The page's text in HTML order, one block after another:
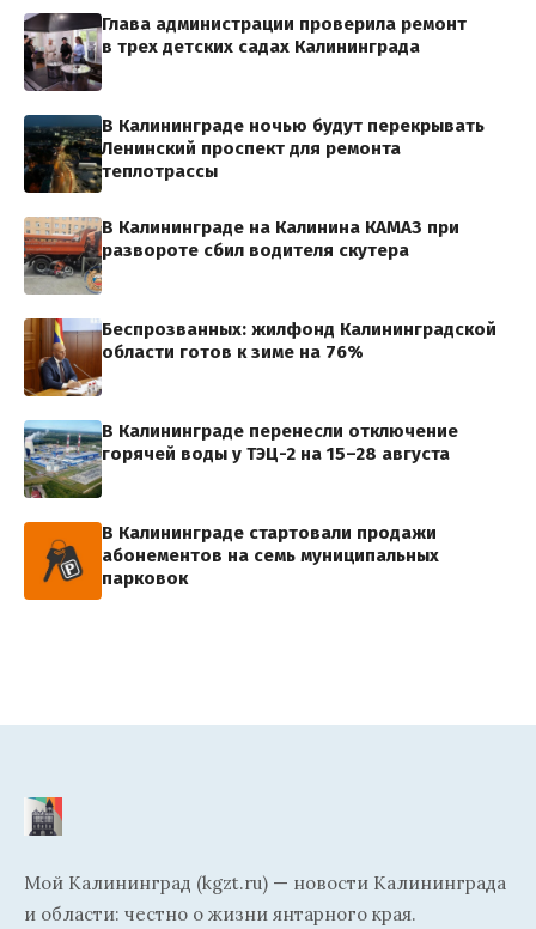
Глава администрации проверила ремонт
в трех детских садах Калининграда
В Калининграде ночью будут перекрывать
Ленинский проспект для ремонта
теплотрассы
В Калининграде на Калинина КАМАЗ при
развороте сбил водителя скутера
Беспрозванных: жилфонд Калининградской
области готов к зиме на 76%
В Калининграде перенесли отключение
горячей воды у ТЭЦ-2 на 15–28 августа
В Калининграде стартовали продажи
абонементов на семь муниципальных
парковок
Мой Калининград (kgzt.ru) — новости Калининграда
и области: честно о жизни янтарного края.